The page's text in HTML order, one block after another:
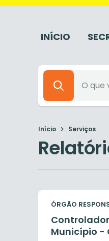
INÍCIO
Início Serviços
ÓRGÃO
Município -